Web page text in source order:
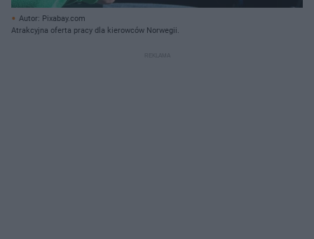
Autor: Pixabay.com
Atrakcyjna oferta pracy dla kierowców Norwegii.